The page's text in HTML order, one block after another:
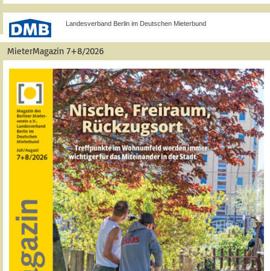
Landesverband Berlin im Deutschen Mieterbund
MieterMagazin 7+8/2026